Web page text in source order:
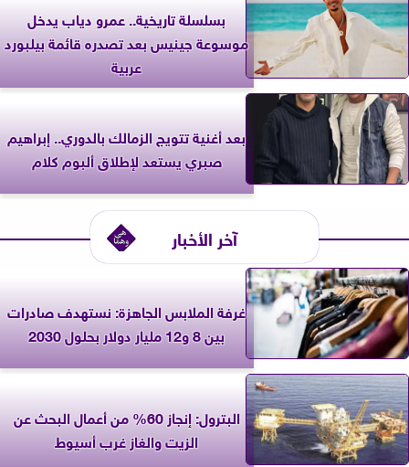
بسلسلة تاريخية.. عمرو دياب يدخل
موسوعة جينيس بعد تصدره قائمة بيلبورد
عربية
بعد أغنية تتويج الزمالك بالدوري.. إبراهيم
صبري يستعد لإطلاق ألبوم كلام
آخر الأخبار
غرفة الملابس الجاهزة: نستهدف صادرات
بين 8 و12 مليار دولار بحلول 2030
البترول: إنجاز 60% من أعمال البحث عن
الزيت والغاز غرب أسيوط